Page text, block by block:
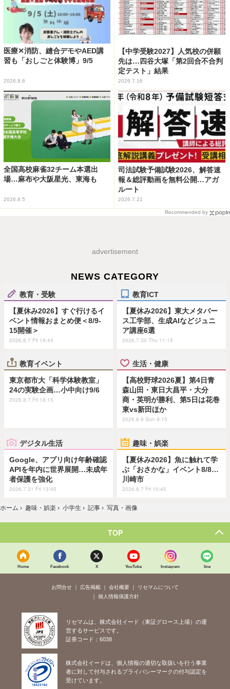
医療✕消防、縫合デモやAED講
習も「おしごと体験博」9/5
2026.8.6
【中学受験2027】人気校の併願
先は…四谷大塚「第2回合不合判
定テスト」結果
2026.7.16
全国高校麻雀32チーム本選出
場…麻布や大阪星光、東海も
2026.8.5
司法試験予備試験2026、解答速
報＆総評動画を無料公開…アガ
ルート
2026.7.21
Recommended by
advertisement
NEWS CATEGORY
教育・受験
【夏休み2026】すぐ行けるイ
ベント情報おまとめ便＜8/9-
15開催＞
2026.8.7 Fri 19:45
教育ICT
【夏休み2026】東大メタバー
ス工学部、生成AIなどジュニ
ア講座6選
2026.7.30 Thu 11:15
教育イベント
東京都市大「科学体験教室」
24の実験企画…小中向け9/6
2026.8.7 Fri 18:15
生活・健康
【高校野球2026夏】第4日青
森山田・東日大昌平・大分
商・英明が勝利、第5日は花巻
東vs新田ほか
2026.8.9 Sun 9:15
デジタル生活
Google、アプリ向け年齢確認
APIを年内に世界展開…未成年
者保護を強化
2026.7.31 Fri 13:45
趣味・娯楽
【夏休み2026】魚に触れて学
ぶ「おさかな」イベント8/8…
川崎市
2026.8.7 Fri 10:45
ホーム › 趣味・娯楽 › 小学生 › 記事 › 写真・画像
TOP
Home Facebook X YouTube Instagram line
お問合せ 広告掲載 会社概要
リセマムについて
個人情報保護方針
リセマムは、株式会社イード（東証グロース上場）の運
営するサービスです。
証券コード：6038
株式会社イードは、個人情報の適切な取扱いを行う事業
者に対して付与されるプライバシーマークの付与認定を
受けています。